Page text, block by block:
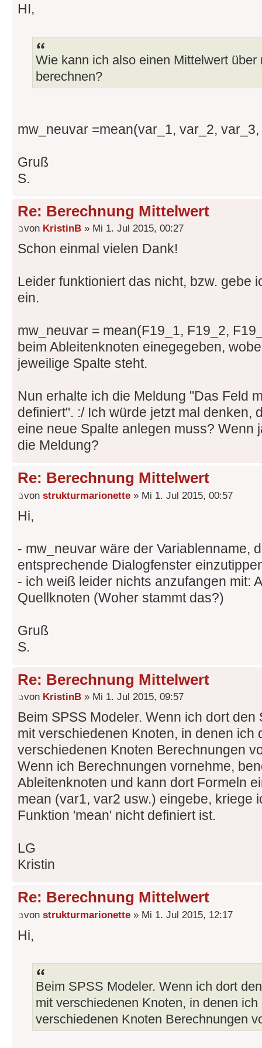
HI,
Wie kann ich also einen Mittelwert über
berechnen?
mw_neuvar =mean(var_1, var_2, var_3,
Gruß
S.
Re: Berechnung Mittelwert
von KristinB » Mi 1. Jul 2015, 00:27
Schon einmal vielen Dank!
Leider funktioniert das nicht, bzw. gebe
ein.
mw_neuvar = mean(F19_1, F19_2,
beim Ableitenknoten einegegeben,
jeweilige Spalte steht.
Nun erhalte ich die Meldung "Das Feld
definiert". :/ Ich würde jetzt mal denken,
eine neue Spalte anlegen muss? Wenn
die Meldung?
Re: Berechnung Mittelwert
von strukturmarionette » Mi 1. Jul 2015, 00:57
Hi,
- mw_neuvar wäre der Variablenname,
entsprechende Dialogfenster
- ich weiß leider nichts anzufangen mit:
Quellknoten (Woher stammt das?)
Gruß
S.
Re: Berechnung Mittelwert
von KristinB » Mi 1. Jul 2015, 09:57
Beim SPSS Modeler. Wenn ich dort
mit verschiedenen Knoten, in denen ich
verschiedenen Knoten Berechnungen
Wenn ich Berechnungen vornehme,
Ableitenknoten und kann dort Formeln
mean (var1, var2 usw.) eingebe, kriege
Funktion 'mean' nicht definiert ist.
LG
Kristin
Re: Berechnung Mittelwert
von strukturmarionette » Mi 1. Jul 2015, 12:17
Hi,
Beim SPSS Modeler. Wenn ich dort
mit verschiedenen Knoten, in denen
verschiedenen Knoten Berechnungen